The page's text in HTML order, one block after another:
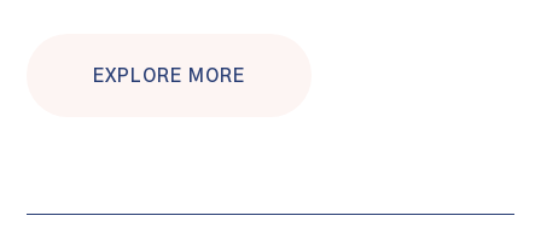
EXPLORE MORE